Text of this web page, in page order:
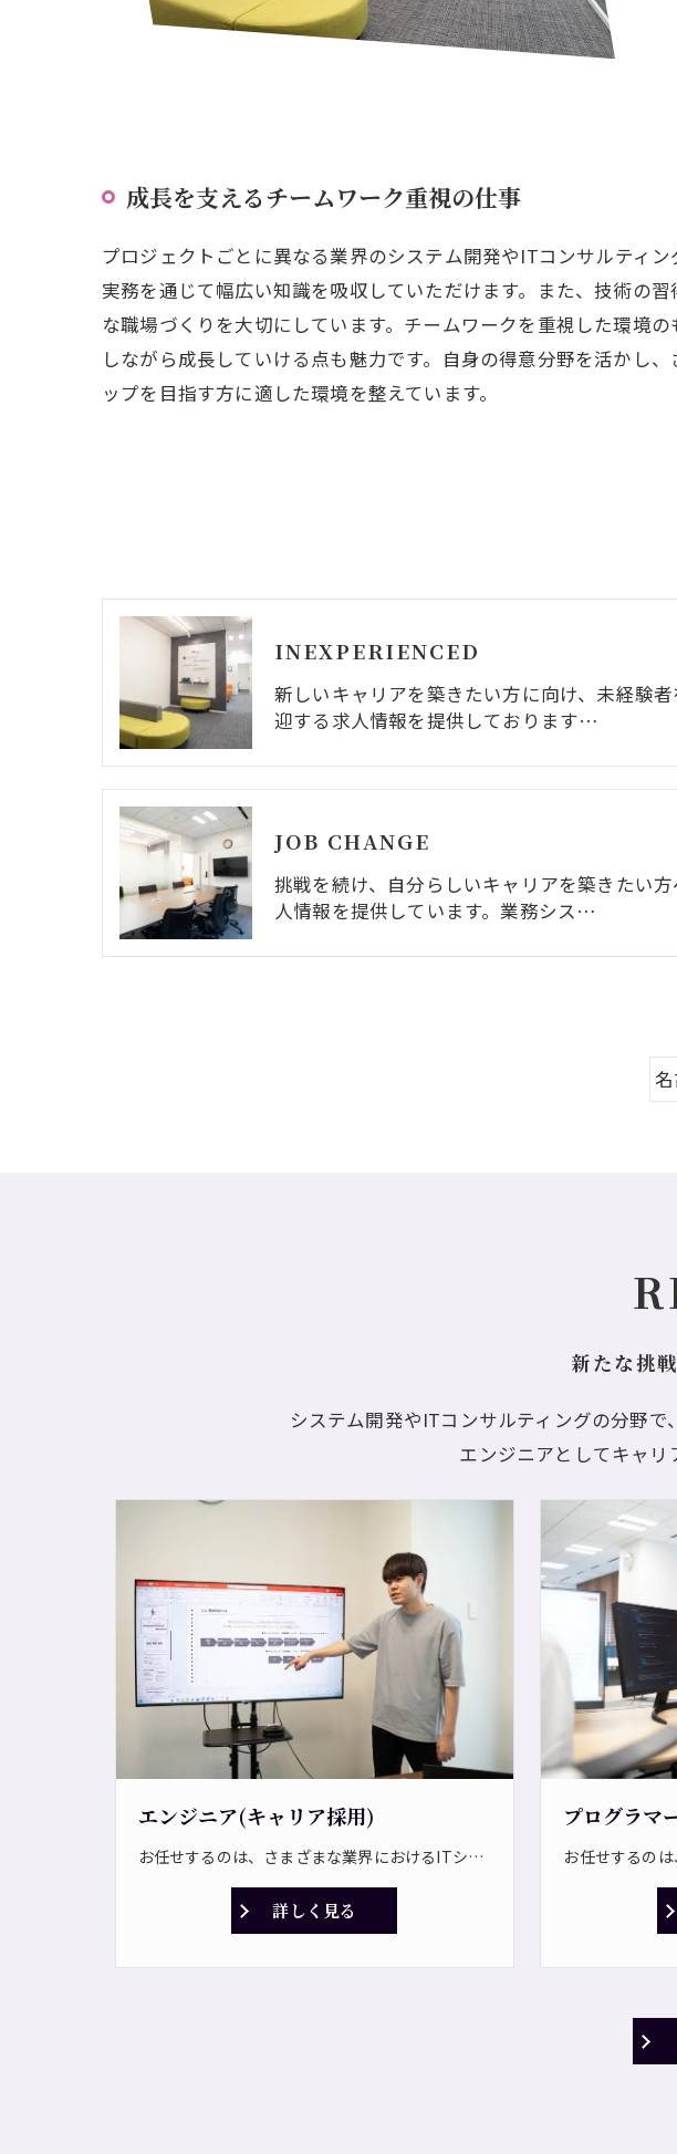
成長を支えるチームワーク重視の仕事
プロジェクトごとに異なる業界のシステム開発やITコンサルティン
実務を通じて幅広い知識を吸収していただけます。また、技術の
な職場づくりを大切にしています。チームワークを重視した環境
しながら成長していける点も魅力です。自身の得意分野を活かし
ップを目指す方に適した環境を整えています。
INEXPERIENCED
新しいキャリアを築きたい方に向け、未経験
迎する求人情報を提供しております…
JOB CHANGE
挑戦を続け、自分らしいキャリアを築きたい方
人情報を提供しています。業務シス…
新たな挑
システム開発やITコンサルティングの分野で
エンジニアとしてキャリ
エンジニア(キャリア採用)
お任せするのは、さまざまな業界におけるITシステムの開発です。 システム開発からネットワーク構築まで豊富なプロジェクトがあり、要件定義から運用・保守までトータルでサポートします。 <プロジェクト一例> ・企業向け基幹業務システムの開発 ・サーバ構築、ネットワーク構築 ・業務ソリューションの提案、導入、運用支援 ・コンシューマ向けアプリケーションの開発 ・ICTに関わるコンサルティング業務 ＊見積作成、部品管理などの基幹システムを開発します。 ＊期間は短い案件で6ヶ月、長い案件で3年です。 ⇒常駐の可能性もあり！ <自社パッケー開発> 今後は事業拡大に伴い、ストック型のビジネスを通じて、安定して利益を生み出せる体制を整えていく方針です。 自社パッケージ製品の開発も担っていただきたいと考えています！
詳しく見る
プログラマ